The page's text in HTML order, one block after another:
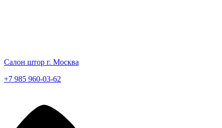
Салон штор г. Москва
+7 985 960-03-62